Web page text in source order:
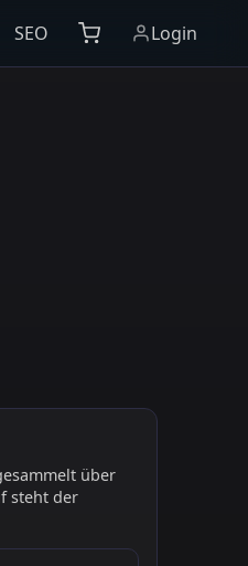
SEO Login
über
steht der